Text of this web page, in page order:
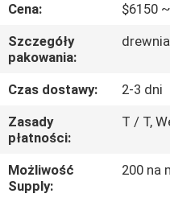
SKONTAKTUJ
SIĘ
Z
NAMI
AKTUALNOŚCI
Cena:
$6150
Szczegóły
pakowania:
Czas dostawy:
2-3 dni
Zasady
płatności:
T / T,
Możliwość
Supply:
200 na